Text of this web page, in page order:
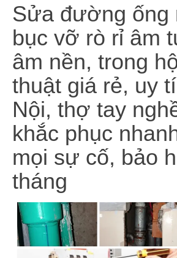
Sửa đường ống
bục vỡ rò rỉ âm
âm nền, trong
thuật giá rẻ, uy
Nội, thợ tay
khắc phục
mọi sự cố, bảo
tháng